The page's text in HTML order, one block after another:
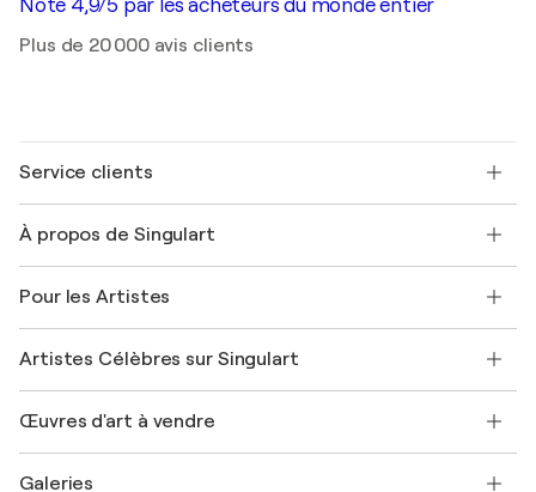
Noté 4,9/5 par les acheteurs du monde entier
Plus de 20 000 avis clients
Service clients
Expédition
Offrir une carte cadeau
Rejoignez notre programme commercial
Mon compte
+33 1 76 44 06 42
À propos de Singulart
FAQ
Magazine Singulart
Emplois
Découvrez une sélection d'art original
Pour les Artistes
Se connecter en tant qu'Artiste
Artistes Célèbres sur Singulart
Marc Chagall
Œuvres d'art à vendre
Tableaux abstraits à vendre
Galeries